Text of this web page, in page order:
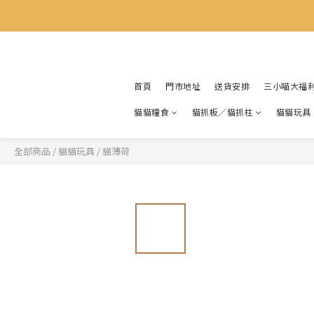
首頁 門市地址 送貨安排 三小喵大福
貓貓糧食 貓抓板／貓抓柱 貓貓玩具
全部商品 /貓貓玩具 /貓薄荷